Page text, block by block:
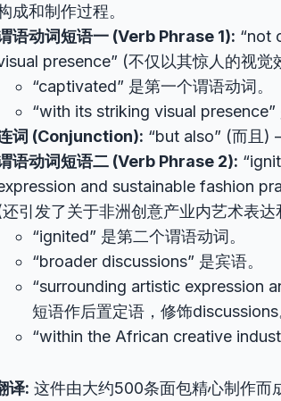
成和制作过程。
语动词短语一 (Verb Phrase 1): “not
presence” (不仅以其惊人的视觉
“captivated” 是第一个谓语动词。
“with its striking visual presence”
词 (Conjunction): “but also” (而且)
语动词短语二 (Verb Phrase 2):
and sustainable fashion
还引发了关于非洲创意产业内艺术表
“ignited” 是第二个谓语动词。
“broader discussions” 是宾语。
“surrounding artistic expression
短语作后置定语，修饰discussions
“within the African creative
译: 这件由大约500条面包精心制作而